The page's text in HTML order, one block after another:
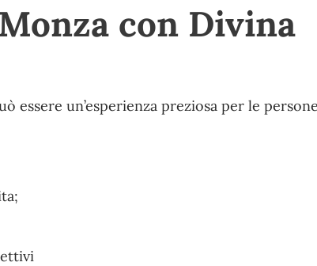
con Divina
essere un’esperienza preziosa per le